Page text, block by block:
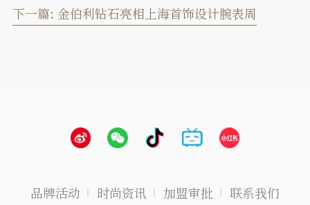
下一篇: 金伯利钻石亮相上海首饰设计腕表周
品牌活动 时尚资讯 加盟审批 联系我们